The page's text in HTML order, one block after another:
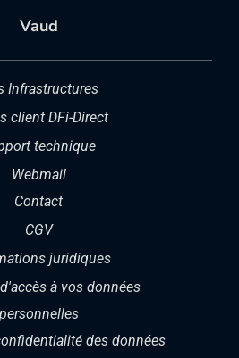
Vaud
Infrastructures
client DFi-Direct
technique
Webmail
Contact
CGV
juridiques
à vos données
personnelles
des données